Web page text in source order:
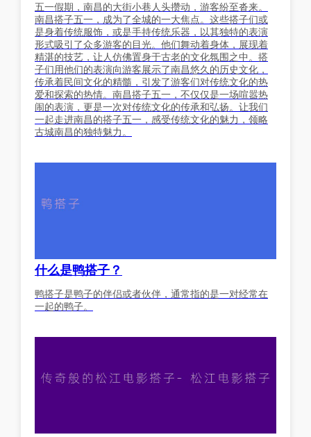
五一假期，南昌的大街小巷人头攒动，游客纷至沓来。
南昌搭子五一，成为了全城的一大焦点。这些搭子们或
是身着传统服饰，或是手持传统乐器，以其独特的表演
形式吸引了众多游客的目光。他们舞动着身体，展现着
精湛的技艺，让人仿佛置身于古老的文化氛围之中。搭
子们用他们的表演向游客展示了南昌悠久的历史文化，
传承着民间文化的精髓，引发了游客们对传统文化的热
爱和探索的热情。南昌搭子五一，不仅仅是一场喧嚣热
闹的表演，更是一次对传统文化的传承和弘扬。让我们
一起走进南昌的搭子五一，感受传统文化的魅力，领略
古城南昌的独特魅力。
什么是鸭搭子？
鸭搭子是鸭子的伴侣或者伙伴，通常指的是一对经常在
一起的鸭子。